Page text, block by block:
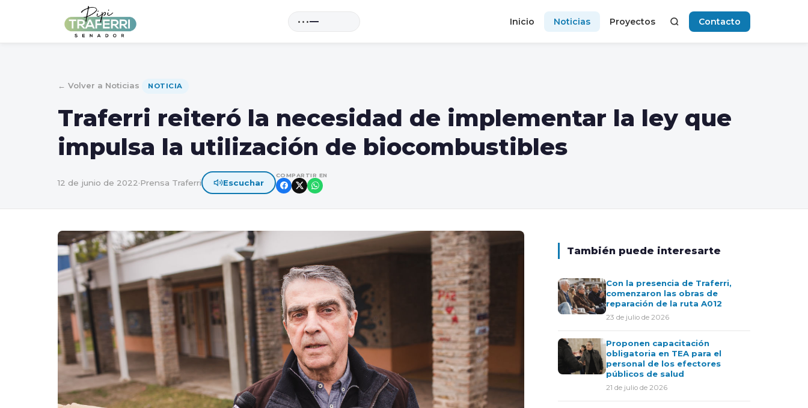
⋯— Inicio Noticias Proyectos Contacto
← Volver a Noticias NOTICIA
Traferri reiteró la necesidad de implementar la ley que
impulsa la utilización de biocombustibles
12 de junio de 2022·Prensa Traferri Escuchar
COMPARTIR EN
También puede interesarte
Con la presencia de Traferri,
comenzaron las obras de
reparación de la ruta A012
23 de julio de 2026
Proponen capacitación
obligatoria en TEA para el
personal de los efectores
públicos de salud
21 de julio de 2026